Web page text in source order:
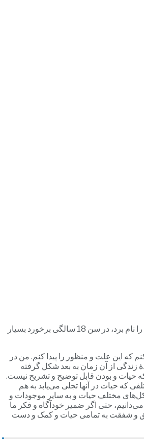
جرج لوکاس (George Lucas)، کارگردان و فیلم ساز مشهور هالیوود که از جمله فیلم‌های او می‌توان جنگ ستارگان (فیلم ساز و کارگردان) و ایندیانا جونز (جلوه‌های ویژه) را نام برد، در سن 18 سالگی برخورد بسیار
این علت و منظور را پیدا کنم. من در
زندگی از آن زمان به بعد شکل گرفته
حیات و بودن قابل توضیح و تشریح نیست.
حیات در آنها تجلی می‌یابد به هم
مختلف حیات و به سایر موجودات و
حتی اگر ضمیر خود‌آگاه و فکر ما
عشق و شفقت به تمامی حیات و کمک و دست